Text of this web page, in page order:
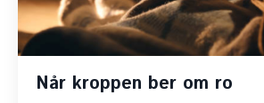
Når kroppen ber om ro